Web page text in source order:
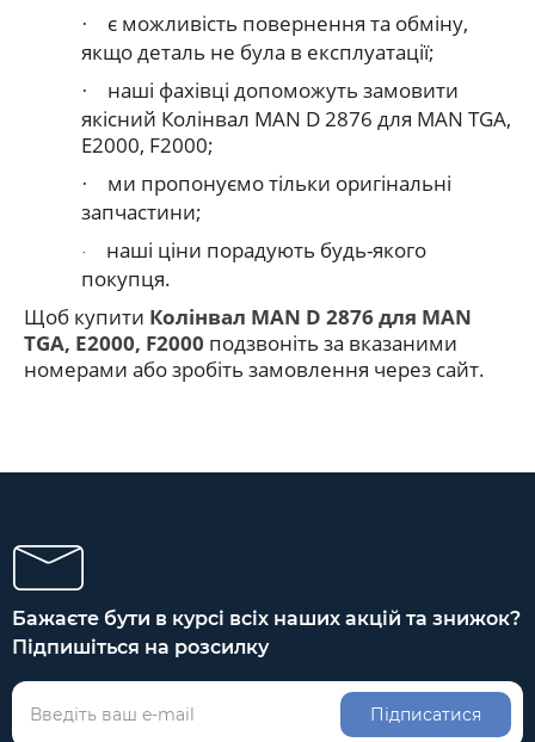
·
є можливість повернення та обміну,
якщо деталь не була в експлуатації;
·
наші фахівці допоможуть замовити
якісний Колінвал MAN D 2876 для MAN TGA,
E2000, F2000;
·
ми пропонуємо тільки оригінальні
запчастини;
·
наші ціни порадують будь-якого
покупця.
Щоб купити Колінвал MAN D 2876 для MAN
TGA, E2000, F2000 подзвоніть за вказаними
номерами або зробіть замовлення через сайт.
Бажаєте бути в курсі всіх наших акцій та знижок?
Підпишіться на розсилку
Підписатися